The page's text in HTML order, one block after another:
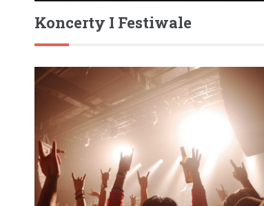
Koncerty I Festiwale